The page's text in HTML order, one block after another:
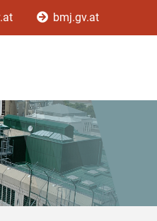
bmj.gv.at